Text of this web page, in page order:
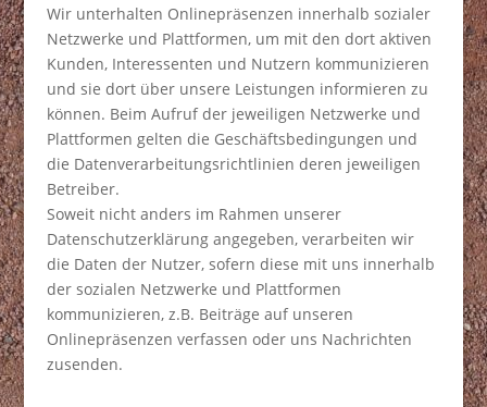
Wir unterhalten Onlinepräsenzen innerhalb sozialer
Netzwerke und Plattformen, um mit den dort aktiven
Kunden, Interessenten und Nutzern kommunizieren
und sie dort über unsere Leistungen informieren zu
können. Beim Aufruf der jeweiligen Netzwerke und
Plattformen gelten die Geschäftsbedingungen und
die Datenverarbeitungsrichtlinien deren jeweiligen
Betreiber.
Soweit nicht anders im Rahmen unserer
Datenschutzerklärung angegeben, verarbeiten wir
die Daten der Nutzer, sofern diese mit uns innerhalb
der sozialen Netzwerke und Plattformen
kommunizieren, z.B. Beiträge auf unseren
Onlinepräsenzen verfassen oder uns Nachrichten
zusenden.